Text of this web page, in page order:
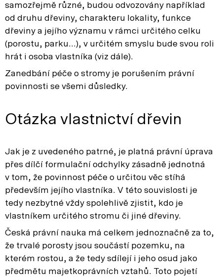
samozřejmě různé, budou odvozovány například
od druhu dřeviny, charakteru lokality, funkce
dřeviny a jejího významu v rámci určitého celku
(porostu, parku…), v určitém smyslu bude svou roli
hrát i osoba vlastníka (viz dále).
Zanedbání péče o stromy je porušením právní
povinnosti se všemi důsledky.
Otázka vlastnictví dřevin
Jak je z uvedeného patrné, je platná právní úprava
přes dílčí formulační odchylky zásadně jednotná
v tom, že povinnost péče o určitou věc stíhá
především jejího vlastníka. V této souvislosti je
tedy nezbytné vždy spolehlivě zjistit, kdo je
vlastníkem určitého stromu či jiné dřeviny.
Česká právní nauka má celkem jednoznačně za to,
že trvalé porosty jsou součástí pozemku, na
kterém rostou, a že tedy sdílejí i jeho osud jako
předmětu majetkoprávních vztahů. Toto pojetí